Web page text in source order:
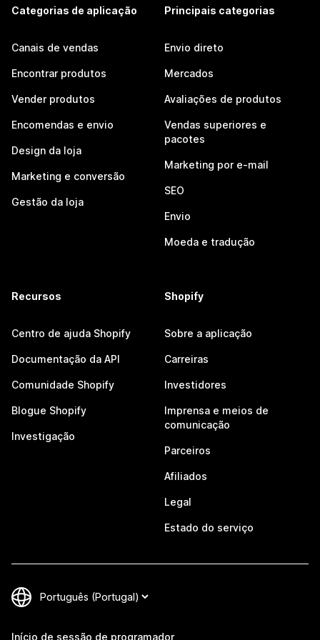
Categorias de aplicação
Canais de vendas
Encontrar produtos
Vender produtos
Encomendas e envio
Design da loja
Marketing e conversão
Gestão da loja
Principais categorias
Envio direto
Mercados
Avaliações de produtos
Vendas superiores e
pacotes
Marketing por e-mail
SEO
Envio
Moeda e tradução
Recursos
Centro de ajuda Shopify
Documentação da API
Comunidade Shopify
Blogue Shopify
Investigação
Shopify
Sobre a aplicação
Carreiras
Investidores
Imprensa e meios de
comunicação
Parceiros
Afiliados
Legal
Estado do serviço
Início de sessão de programador